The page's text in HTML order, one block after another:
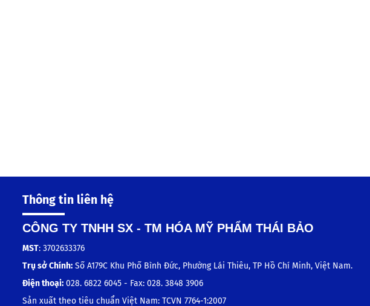
Thông tin liên hệ
CÔNG TY TNHH SX - TM HÓA MỸ PHẨM THÁI BẢO
MST: 3702633376
Trụ sở Chính: Số A179C Khu Phố Bình Đức, Phường Lái Thiêu, TP Hồ Chí Minh, Việt Nam.
Điện thoại: 028. 6822 6045 - Fax: 028. 3848 3906
Sản xuất theo tiêu chuẩn Việt Nam: TCVN 7764-1:2007